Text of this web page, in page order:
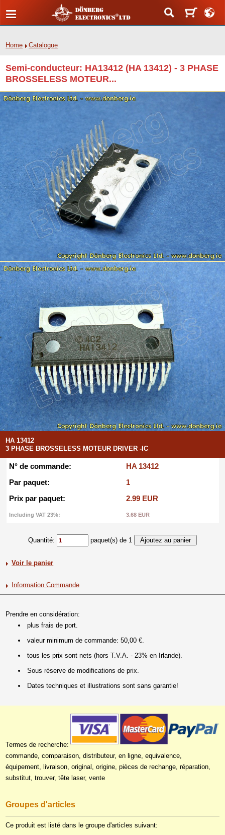
Home Catalogue
Semi-conducteur: HA13412 (HA 13412) - 3 PHASE
BROSSELESS MOTEUR...
HA 13412
3 PHASE BROSSELESS MOTEUR DRIVER -IC
N° de commande:
HA 13412
Par paquet:
1
Prix par paquet:
2.99 EUR
Including VAT 23%: 3.68 EUR
Quantité: paquet(s) de 1
Voir le panier
Information Commande
Prendre en considération:
plus frais de port.
valeur minimum de commande: 50,00 €.
tous les prix sont nets (hors T.V.A. - 23% en Irlande).
Sous réserve de modifications de prix.
Dates techniques et illustrations sont sans garantie!
Termes de recherche:
commande, comparaison, distributeur, en ligne, equivalence,
équipement, livraison, original, origine, pièces de rechange, réparation,
substitut, trouver, tête laser, vente
Groupes d'articles
Ce produit est listé dans le groupe d'articles suivant: